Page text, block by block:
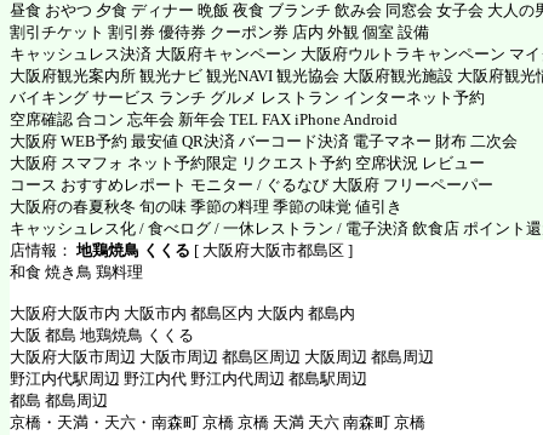
昼食 おやつ 夕食 ディナー 晩飯 夜食 ブランチ 飲み会 同窓会 女子会 大人の
割引チケット 割引券 優待券 クーポン券 店内 外観 個室 設備
キャッシュレス決済 大阪府キャンペーン 大阪府ウルトラキャンペーン マ
大阪府観光案内所 観光ナビ 観光NAVI 観光協会 大阪府観光施設 大阪府観光
バイキング サービス ランチ グルメ レストラン インターネット予約
空席確認 合コン 忘年会 新年会 TEL FAX iPhone Android
大阪府 WEB予約 最安値 QR決済 バーコード決済 電子マネー 財布 二次会
大阪府 スマフォ ネット予約限定 リクエスト予約 空席状況 レビュー
コース おすすめレポート モニター / ぐるなび 大阪府 フリーペーパー
大阪府の春夏秋冬 旬の味 季節の料理 季節の味覚 値引き
キャッシュレス化 / 食べログ / 一休レストラン / 電子決済 飲食店 ポイント
店情報： 地鶏焼鳥 くくる [ 大阪府大阪市都島区 ]
和食 焼き鳥 鶏料理
大阪府大阪市内 大阪市内 都島区内 大阪内 都島内
大阪 都島 地鶏焼鳥 くくる
大阪府大阪市周辺 大阪市周辺 都島区周辺 大阪周辺 都島周辺
野江内代駅周辺 野江内代 野江内代周辺 都島駅周辺
都島 都島周辺
京橋・天満・天六・南森町 京橋 京橋 天満 天六 南森町 京橋